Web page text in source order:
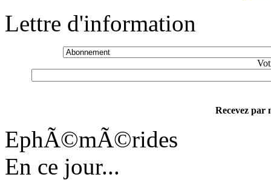
Lettre d'information
Recevez par
EphÃ©mÃ©rides
En ce jour...